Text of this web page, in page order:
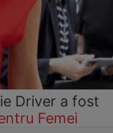
Driver a fost
Femei